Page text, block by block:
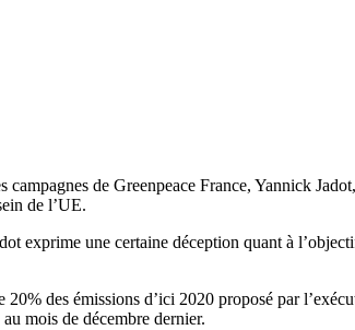
de Greenpeace France, Yannick
de l’UE.
exprime une certaine déception quant à
des émissions d’ici 2020 proposé par
mois de décembre dernier.